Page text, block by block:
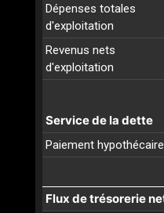
Dépenses totales
d'exploitation
Revenus nets
d'exploitation
Service de la dette
Paiement hypothécaire
Flux de trésorerie